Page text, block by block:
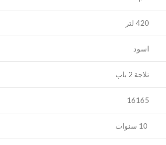
420 لتر
اسود
‎16165